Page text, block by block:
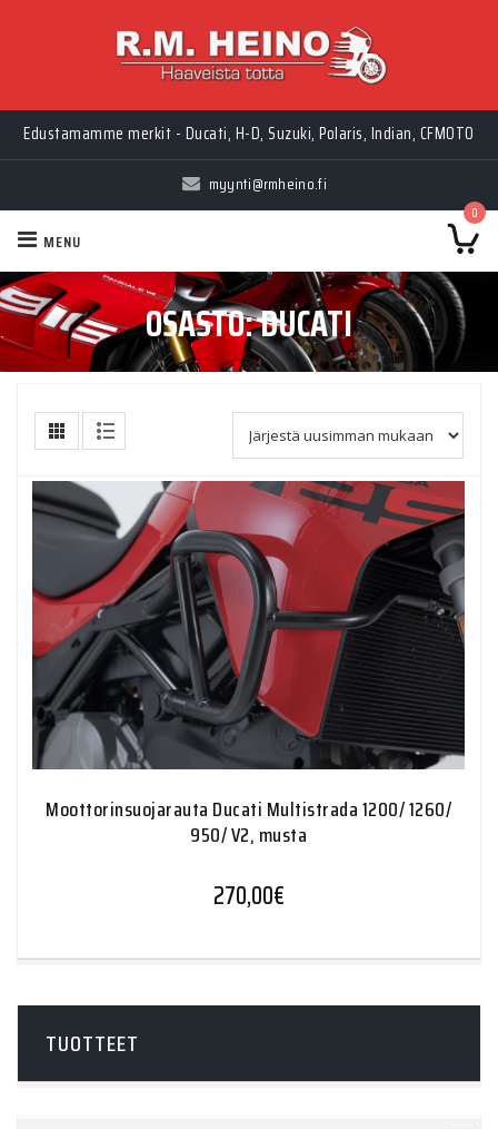
Edustamamme merkit - Ducati, H-D, Suzuki, Polaris, Indian, CFMOTO
myynti@rmheino.fi
0
MENU
OSASTO:DUCATI
Moottorinsuojarauta Ducati Multistrada 1200/ 1260/
950/ V2, musta
270,00€
TUOTTEET